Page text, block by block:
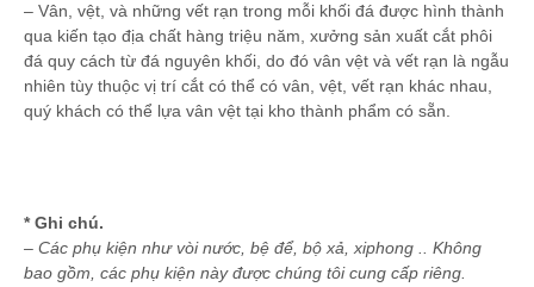
– Vân, vệt, và những vết rạn trong mỗi khối đá được hình thành
qua kiến tạo địa chất hàng triệu năm, xưởng sản xuất cắt phôi
đá quy cách từ đá nguyên khối, do đó vân vệt và vết rạn là ngẫu
nhiên tùy thuộc vị trí cắt có thể có vân, vệt, vết rạn khác nhau,
quý khách có thể lựa vân vệt tại kho thành phẩm có sẵn.
* Ghi chú.
– Các phụ kiện như vòi nước, bệ để, bộ xả, xiphong .. Không
bao gồm, các phụ kiện này được chúng tôi cung cấp riêng.